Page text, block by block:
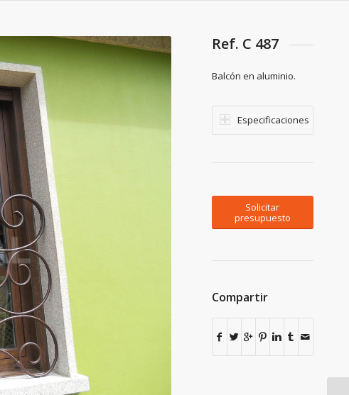
Ref. C 487
Balcón en aluminio.
Especificaciones
Solicitar
presupuesto
Compartir